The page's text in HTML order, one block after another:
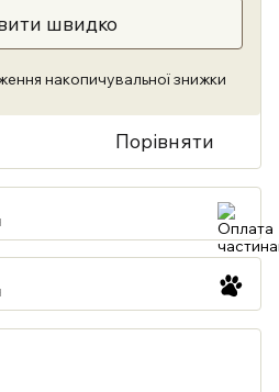
швидко
накопичувальної знижки
Порівняти